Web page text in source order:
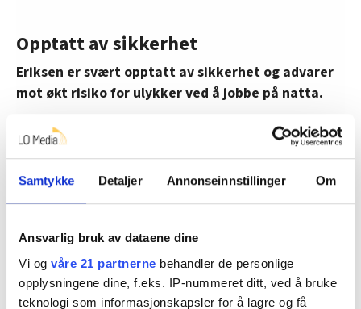
Samtykke Detaljer Annonseinnstillinger Om
Ansvarlig bruk av dataene dine
Vi og våre 21 partnerne behandler de personlige
opplysningene dine, f.eks. IP-nummeret ditt, ved å bruke
teknologi som informasjonskapsler for å lagre og få
Opptatt av sikkerhet
Eriksen er svært opptatt av sikkerhet og advarer
mot økt risiko for ulykker ved å jobbe på natta.
– Vi bør tenke enda mer på det når vi går natt. Kroppen
er litt sløvere enn i dagmodus, så det er viktigere å
ting, som du ser, sier Eriksen og vifter med hånda ut i
den store hallen.
Trikset er å ta det rolig og tenke seg ekstra godt om,
ifølge Eriksen. Han opplever at de ansatte er svært
stolte av å holde hjulene på verket i gang gjennom